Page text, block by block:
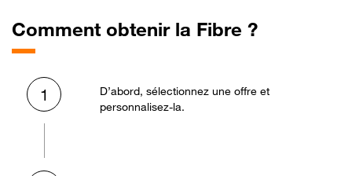
Comment obtenir la Fibre ?
1
D’abord, sélectionnez une offre et
personnalisez-la.